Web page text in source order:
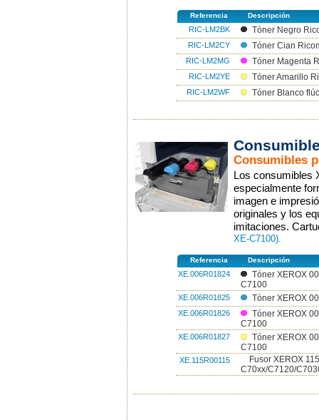
Referencia Descripción
RIC-LM2BK Tóner Negro
RIC-LM2CY Tóner Cian
RIC-LM2MG Tóner Magenta
RIC-LM2YE Tóner Amarillo
RIC-LM2WF Tóner Blanco
Consumibles
Los consumibles
especialmente
imagen e
originales y los
imitaciones.
XE-C7100).
Referencia Descripción
XE.006R01824
Tóner XEROX
C7100
XE.006R01825 Tóner XEROX
XE.006R01826
Tóner XEROX
C7100
XE.006R01827
Tóner XEROX
C7100
XE.115R00115
Fusor XEROX
C70xx/C7120/